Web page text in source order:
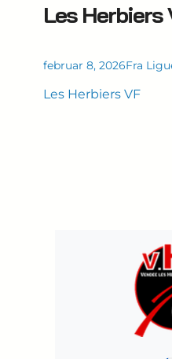
Les Herbiers
februar 8, 2026Fra
Les Herbiers VF